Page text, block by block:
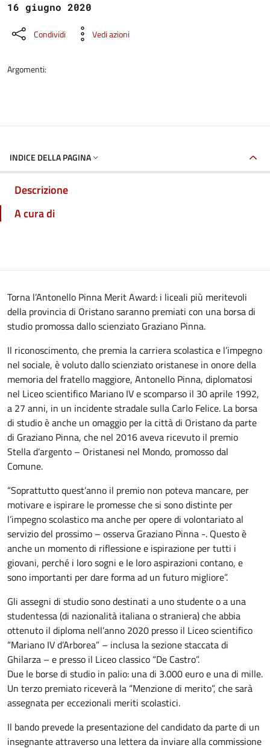
16 giugno 2020
Condividi Vedi azioni
Argomenti:
INDICE DELLA PAGINA
Descrizione
A cura di
Torna l’Antonello Pinna Merit Award: i liceali più meritevoli
della provincia di Oristano saranno premiati con una borsa di
studio promossa dallo scienziato Graziano Pinna.
Il riconoscimento, che premia la carriera scolastica e l’impegno
nel sociale, è voluto dallo scienziato oristanese in onore della
memoria del fratello maggiore, Antonello Pinna, diplomatosi
nel Liceo scientifico Mariano IV e scomparso il 30 aprile 1992,
a 27 anni, in un incidente stradale sulla Carlo Felice. La borsa
di studio è anche un omaggio per la città di Oristano da parte
di Graziano Pinna, che nel 2016 aveva ricevuto il premio
Stella d’argento – Oristanesi nel Mondo, promosso dal
Comune.
“Soprattutto quest’anno il premio non poteva mancare, per
motivare e ispirare le promesse che si sono distinte per
l’impegno scolastico ma anche per opere di volontariato al
servizio del prossimo – osserva Graziano Pinna -. Questo è
anche un momento di riflessione e ispirazione per tutti i
giovani, perché i loro sogni e le loro aspirazioni contano, e
sono importanti per dare forma ad un futuro migliore”.
Gli assegni di studio sono destinati a uno studente o a una
studentessa (di nazionalità italiana o straniera) che abbia
ottenuto il diploma nell’anno 2020 presso il Liceo scientifico
“Mariano IV d’Arborea” – inclusa la sezione staccata di
Ghilarza – e presso il Liceo classico “De Castro”.
Due le borse di studio in palio: una di 3.000 euro e una di mille.
Un terzo premiato riceverà la “Menzione di merito”, che sarà
assegnata per eccezionali meriti scolastici.
Il bando prevede la presentazione del candidato da parte di un
insegnante attraverso una lettera da inviare alla commissione